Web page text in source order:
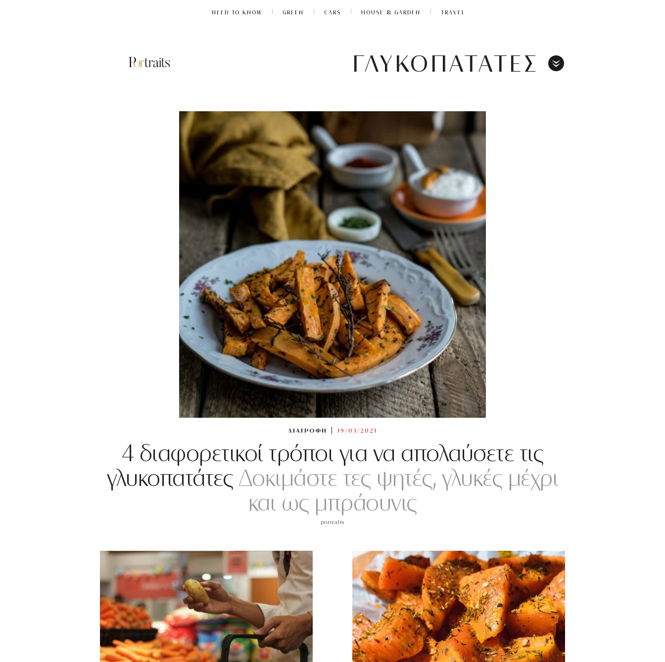
NEED TO KNOW GREEN CARS HOUSE & GARDEN TRAVEL
ΓΛΥΚΟΠΑΤΑΤΕΣ
ΓΛΥΚΟΠΑΤΑΤΕΣ
ΔΙΑΤΡΟΦΗ 19/03/2021
4 διαφορετικοί τρόποι για να απολαύσετε τις
γλυκοπατάτες Δοκιμάστε τες ψητές, γλυκές μέχρι
και ως μπράουνις
portraits